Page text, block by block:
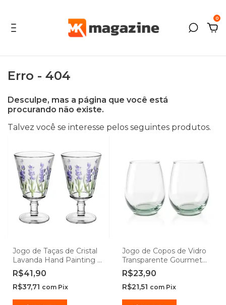
0
Erro - 404
Desculpe, mas a página que você está
procurando não existe.
Talvez você se interesse pelos seguintes produtos.
Jogo de Taças de Cristal
Lavanda Hand Painting -
Lyor
R$41,90
R$37,71 com Pix
Jogo de Copos de Vidro
Transparente Gourmet
450ml - Class Home
R$23,90
R$21,51 com Pix